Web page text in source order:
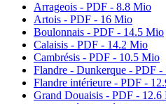
Arrageois - PDF - 8.8 Mio
Artois - PDF - 16 Mio
Boulonnais - PDF - 14.5 Mio
Calaisis - PDF - 14.2 Mio
Cambrésis - PDF - 10.5 Mio
Flandre - Dunkerque - PDF -
Flandre intérieure - PDF -
Grand Douaisis - PDF - 12.6